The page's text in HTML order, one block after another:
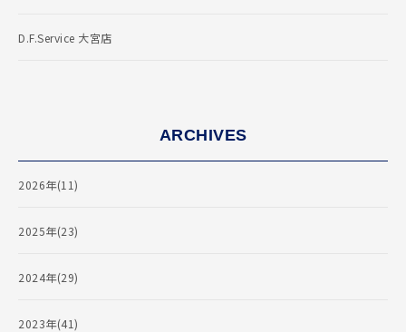
D.F.Service 大宮店
ARCHIVES
2026年(11)
2025年(23)
2024年(29)
2023年(41)